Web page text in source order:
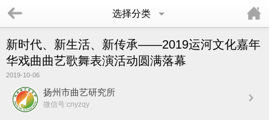
选择分类
新时代、新生活、新传承——2019运河文化嘉年
华戏曲曲艺歌舞表演活动圆满落幕
2019-10-06
扬州市曲艺研究所
微信号:cnyzqy